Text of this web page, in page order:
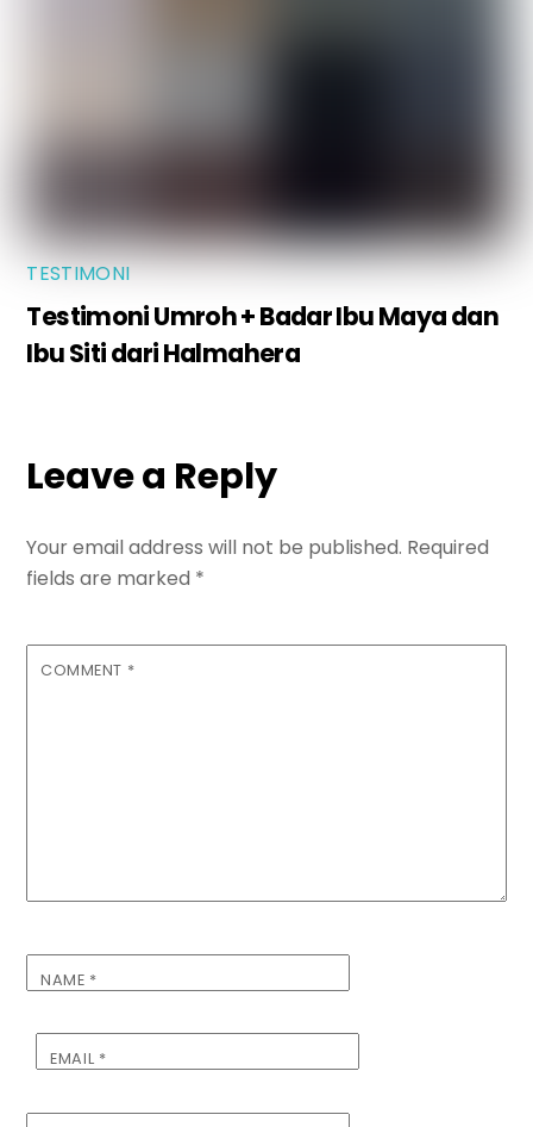
TESTIMONI
Testimoni Umroh + Badar Ibu Maya dan
Ibu Siti dari Halmahera
Leave a Reply
Your email address will not be published. Required
fields are marked *
COMMENT *
NAME *
EMAIL *